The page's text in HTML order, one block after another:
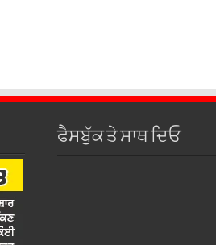
ਫੈਸਬੁੱਕ ਤੇ ਸਾਥ ਦਿਓ